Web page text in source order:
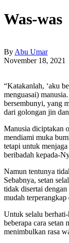
Was-was
By Abu Umar
November 18, 2021
“Katakanlah, ‘aku
menguasai)
bersembunyi, yang
dari golongan jin
Manusia diciptakan
mendiami muka
tetapi untuk
beribadah kepada-
Namun tentunya
Sebabnya, setan
tidak disertai
mudah terperangkap
Untuk selalu
beberapa cara setan
menimbulkan rasa